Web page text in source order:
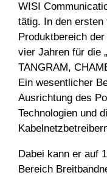
WISI
tätig. In den
Produktbereich
vier Jahren für die
TANGRAM,
Ein wesentlicher
Ausrichtung des
Technologien und
Dabei kann er auf
Bereich